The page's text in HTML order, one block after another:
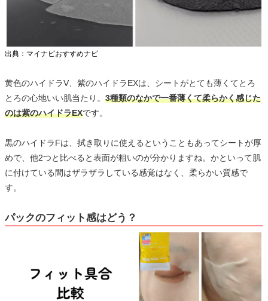
出典：マイナビおすすめナビ
黄色のハイドラV、紫のハイドラEXは、シートがとても薄くてとろ
とろの心地いい肌当たり。 3種類のなかで一番薄くて柔らかく感じた
のは紫のハイドラEXです。
黒のハイドラFは、拭き取りに使えるということもあってシートが厚
めで、他2つと比べると表面が粗いのが分かりますね。かといって肌
に付けている間はザラザラしている感覚はなく、柔らかい質感で
す。
パックのフィット感はどう？